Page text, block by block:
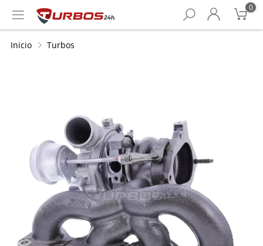
0
Inicio Turbos